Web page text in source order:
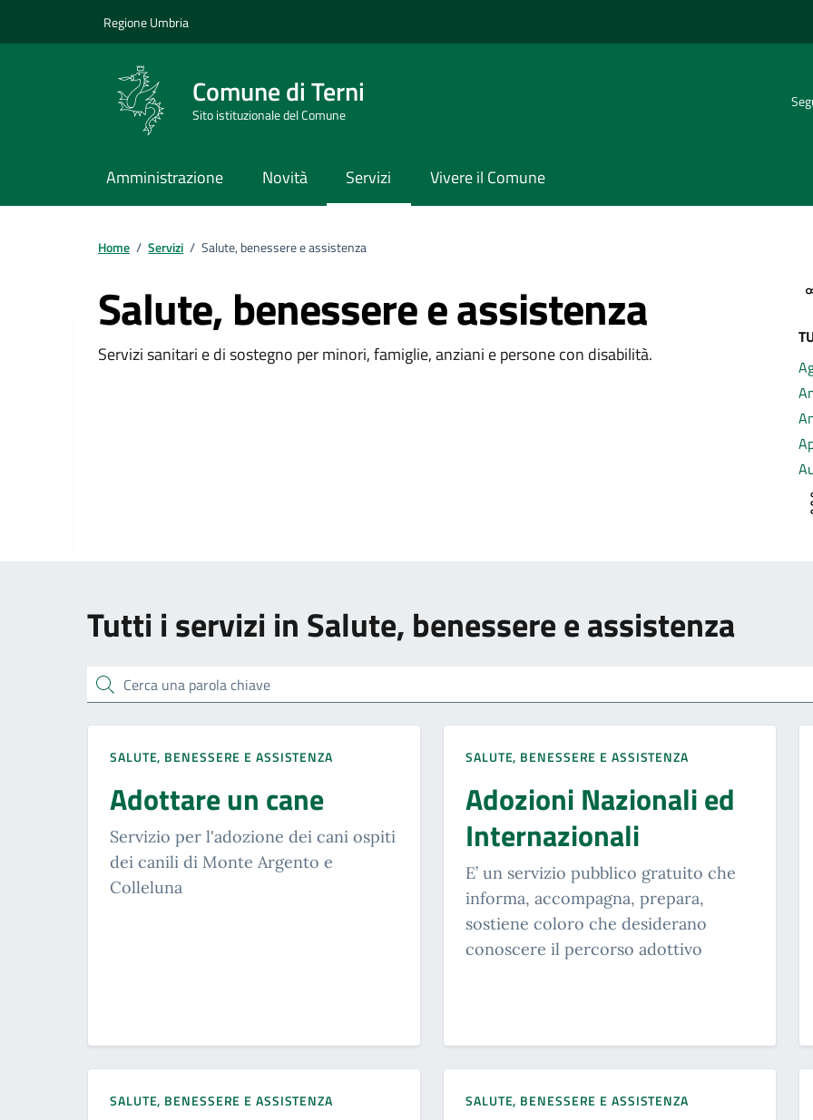
Regione Umbria
Comune di Terni
Sito istituzionale del Comune
Amministrazione Novità Servizi Vivere il Comune
Home / Servizi / Salute, benessere e assistenza
Salute, benessere e assistenza
Dettagli della categoria di servizio
Servizi sanitari e di sostegno per minori, famiglie, anziani e persone con disabilità.
Tutti i servizi in Salute, benessere e assistenza
Cerca una parola chiave
SALUTE, BENESSERE E ASSISTENZA
Adottare un cane
Servizio per l'adozione dei cani ospiti
dei canili di Monte Argento e
Colleluna
SALUTE, BENESSERE E ASSISTENZA
Adozioni Nazionali ed
Internazionali
E’ un servizio pubblico gratuito che
informa, accompagna, prepara,
sostiene coloro che desiderano
conoscere il percorso adottivo
SALUTE, BENESSERE E ASSISTENZA SALUTE, BENESSERE E ASSISTENZA